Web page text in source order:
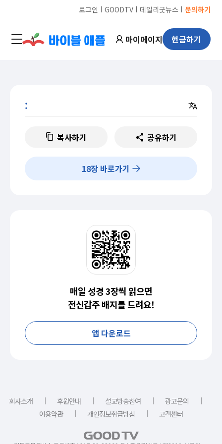
로그인 ㅣ GOODTVㅣ 데일리굿뉴스 ㅣ 문의하기
마이페이지 헌금하기
:
복사하기 공유하기
18장 바로가기
매일 성경 3장씩 읽으면
전신갑주 배지를 드려요!
앱 다운로드
회사소개 ｜ 후원안내 ｜ 설교방송참여 ｜ 광고문의
｜
이용약관
｜ 개인정보취급방침 ｜ 고객센터